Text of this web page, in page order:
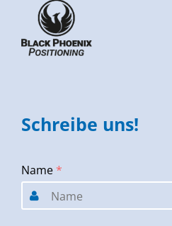
Schreibe uns!
Name *